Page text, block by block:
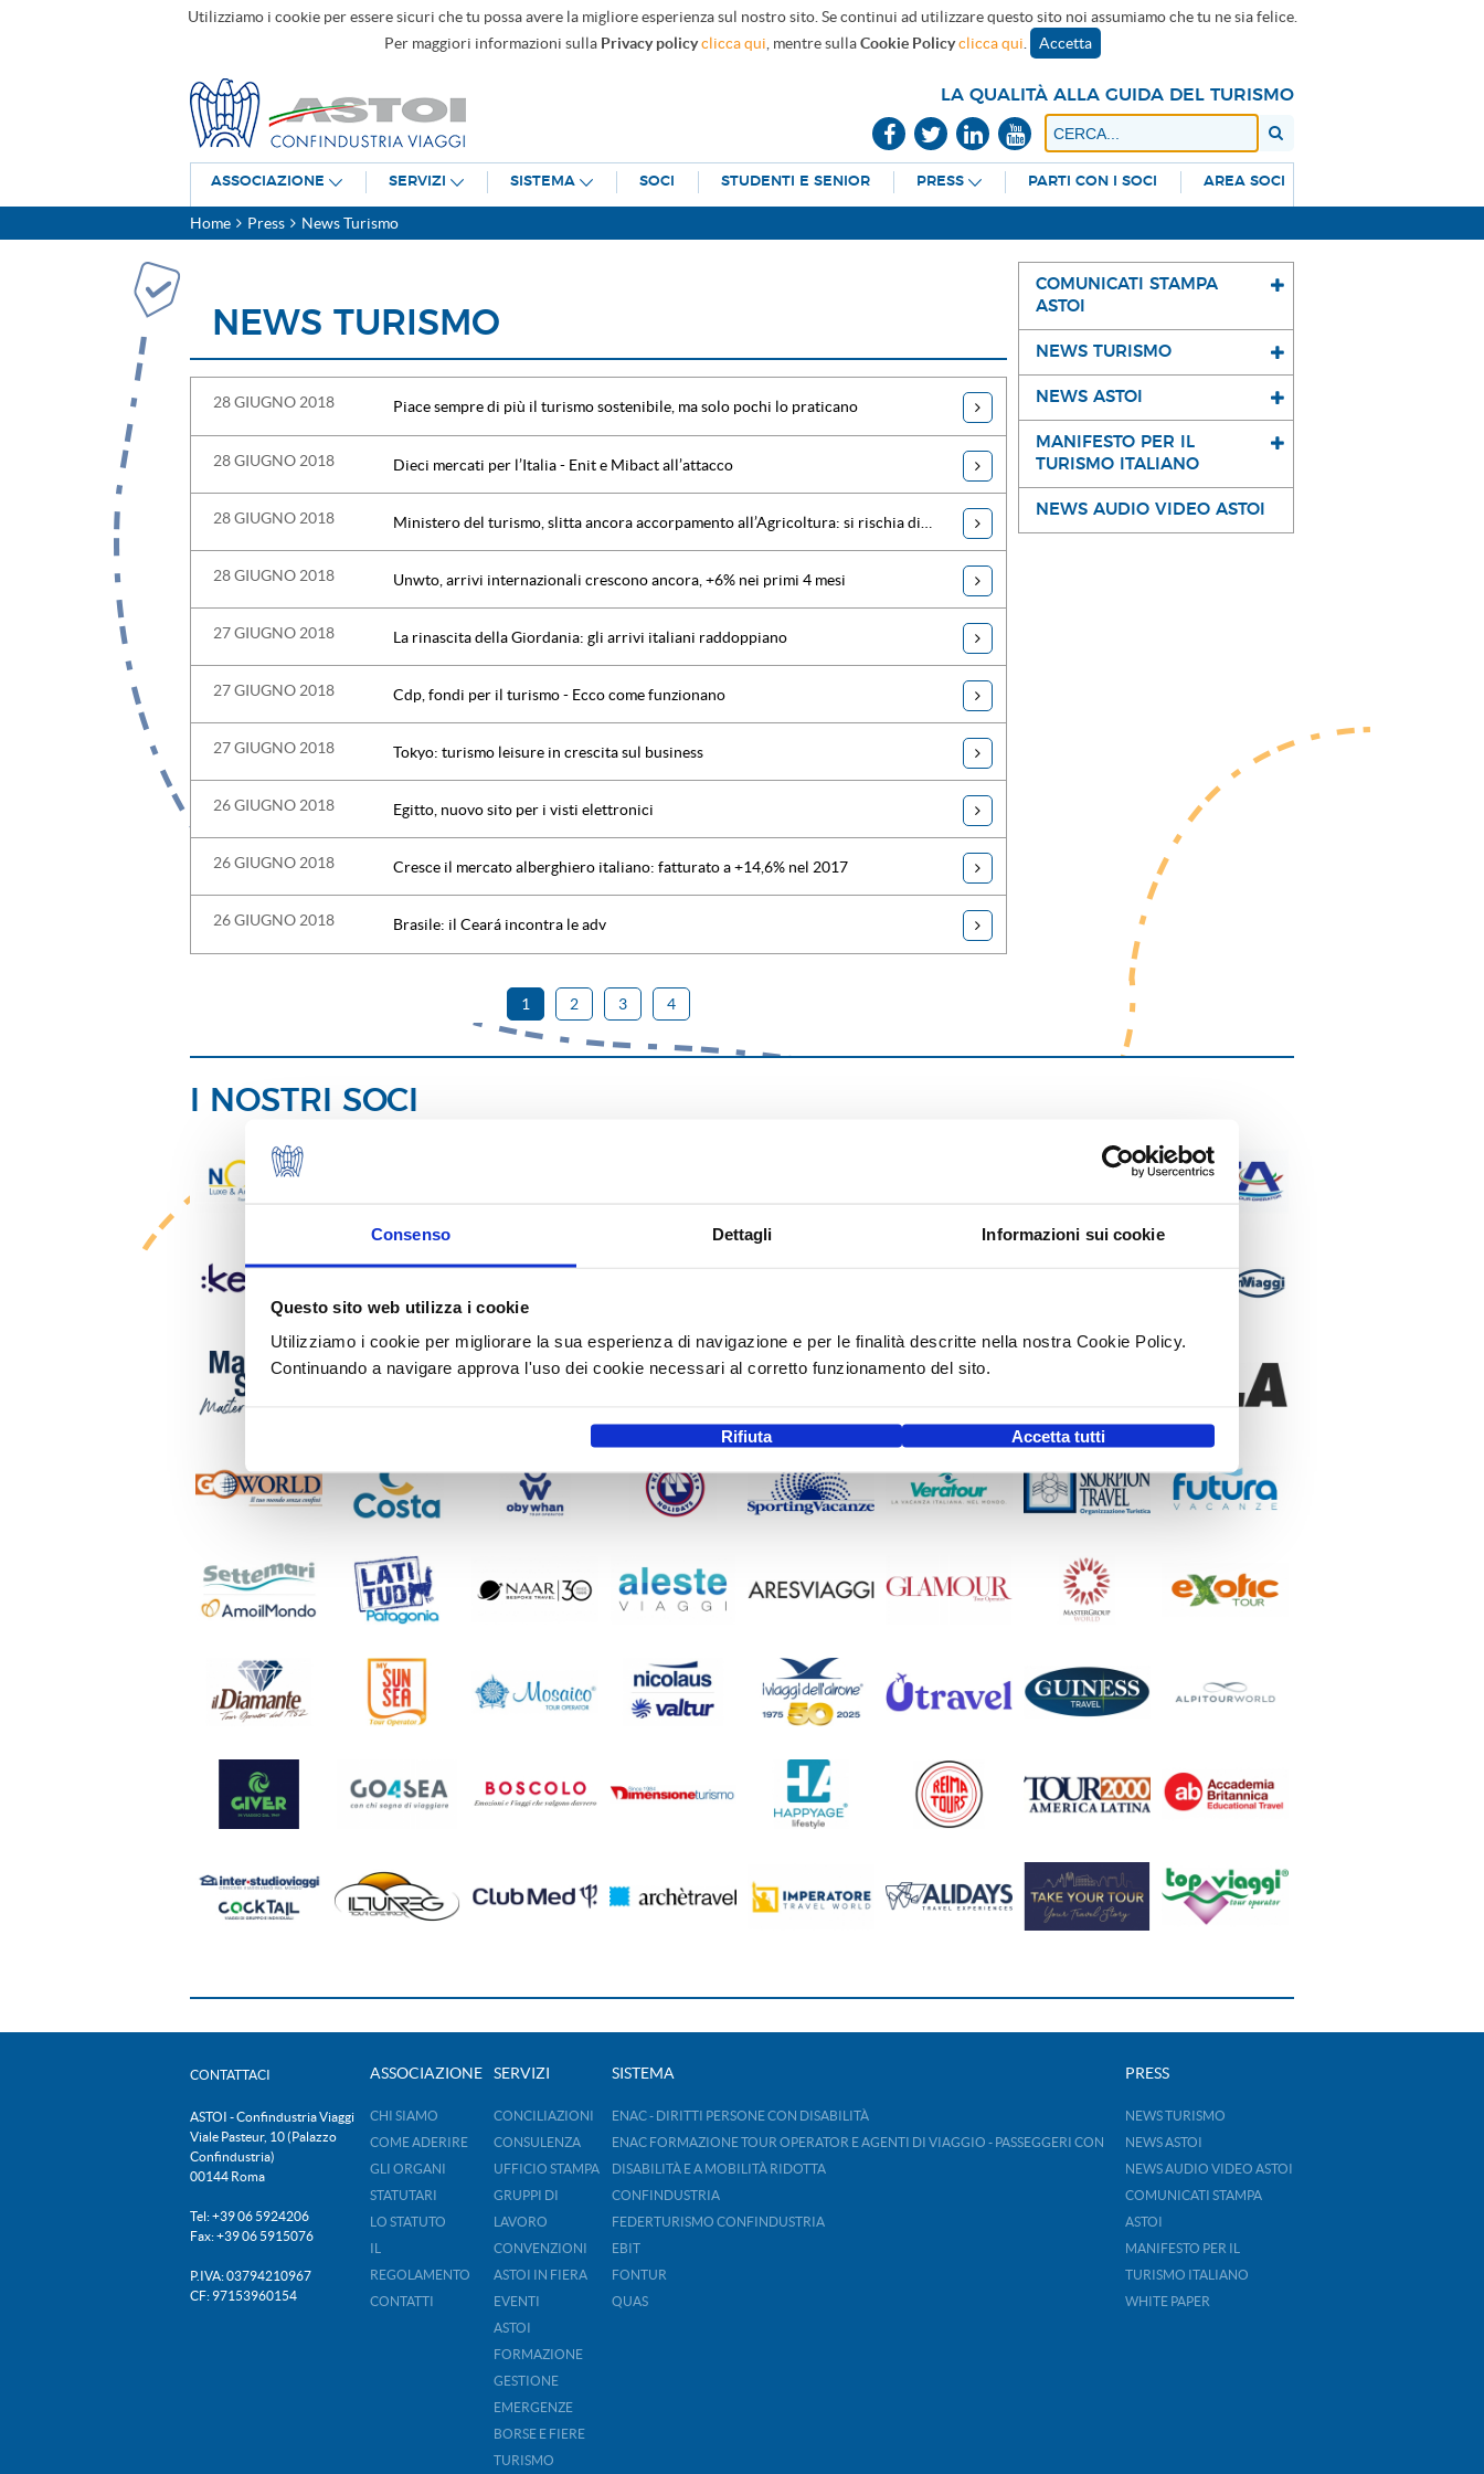
Consenso Dettagli Informazioni sui cookie
Questo sito web utilizza i cookie
Utilizziamo i cookie per migliorare la sua esperienza di navigazione e per le finalità descritte nella nostra Cookie Policy.
Continuando a navigare approva l'uso dei cookie necessari al corretto funzionamento del sito.
Rifiuta Accetta tutti
Utilizziamo i cookie per essere sicuri che tu possa avere la migliore esperienza sul nostro sito. Se continui ad utilizzare questo sito noi assumiamo che tu ne sia felice.
Per maggiori informazioni sulla Privacy policy clicca qui , mentre sullaCookie Policy clicca qui Accetta
LA QUALITÀ ALLA GUIDA DEL TURISMO
ASSOCIAZIONE SERVIZI SISTEMA SOCI STUDENTI E SENIOR PRESS PARTI CON I SOCI AREA SOCI
Home Press News Turismo
COMUNICATI STAMPA
ASTOI
NEWS TURISMO
NEWS ASTOI
MANIFESTO PER IL
TURISMO ITALIANO
NEWS AUDIO VIDEO ASTOI
NEWS TURISMO
28 GIUGNO 2018 Piace sempre di più il turismo sostenibile, ma solo pochi lo praticano
28 GIUGNO 2018 Dieci mercati per l’Italia - Enit e Mibact all’attacco
28 GIUGNO 2018
28 GIUGNO 2018 Unwto, arrivi internazionali crescono ancora, +6% nei primi 4 mesi
27 GIUGNO 2018 La rinascita della Giordania: gli arrivi italiani raddoppiano
27 GIUGNO 2018 Cdp, fondi per il turismo - Ecco come funzionano
27 GIUGNO 2018 Tokyo: turismo leisure in crescita sul business
26 GIUGNO 2018 Egitto, nuovo sito per i visti elettronici
26 GIUGNO 2018 Cresce il mercato alberghiero italiano: fatturato a +14,6% nel 2017
26 GIUGNO 2018 Brasile: il Ceará incontra le adv
1 2 3 4
I NOSTRI SOCI
CONTATTACI
ASTOI - Confindustria Viaggi
Viale Pasteur, 10 (Palazzo
Confindustria)
00144 Roma
Tel: +39 06 5924206
Fax: +39 06 5915076
P.IVA: 03794210967
CF: 97153960154
ASSOCIAZIONE
CHI SIAMO
COME ADERIRE
GLI ORGANI
STATUTARI
LO STATUTO
REGOLAMENTO
CONTATTI
SERVIZI
CONCILIAZIONI
CONSULENZA
UFFICIO STAMPA
GRUPPI DI
LAVORO
CONVENZIONI
ASTOI IN FIERA
EVENTI
ASTOI
FORMAZIONE
GESTIONE
EMERGENZE
BORSE E FIERE
TURISMO
SISTEMA
ENAC - DIRITTI PERSONE CON DISABILITÀ
ENAC FORMAZIONE TOUR OPERATOR E AGENTI DI VIAGGIO - PASSEGGERI CON
DISABILITÀ E A MOBILITÀ RIDOTTA
CONFINDUSTRIA
FEDERTURISMO CONFINDUSTRIA
EBIT
FONTUR
QUAS
PRESS
NEWS TURISMO
NEWS ASTOI
NEWS AUDIO VIDEO ASTOI
COMUNICATI STAMPA
ASTOI
MANIFESTO PER IL
TURISMO ITALIANO
WHITE PAPER